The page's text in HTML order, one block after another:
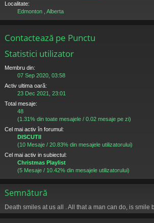
Localitate:
Edmonton , Alberta
Contactează pe Punctu
Statistici utilizator
Membru din:
07 Sep 2020, 03:58
Activ ultima oară:
23 Dec 2021, 23:01
Total mesaje:
48
(1.31% din toate mesajele / 0.02 mesaje pe zi)
Cel mai activ în forumul:
DISCUTII
(10 Mesaje / 20.83% din mesajele utilizatorului)
Cel mai activ in subiectul:
Christmas Playlist
(5 Mesaje / 10.42% din mesajele utilizatorului)
Semnătură
Death smiles at us all . All that a man can do, is smile